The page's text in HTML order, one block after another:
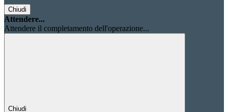
Chiudi
Attendere...
Attendere il completamento dell'operazione...
Chiudi